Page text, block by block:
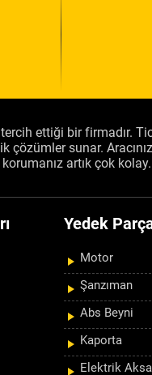
ettiği bir firmadır.
sunar.
artık çok kolay.
Yedek
Motor
Şanzıman
Abs Beyni
Kaporta
Elektrik